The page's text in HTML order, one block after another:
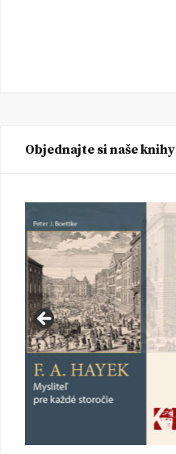
Objednajte si naše knihy